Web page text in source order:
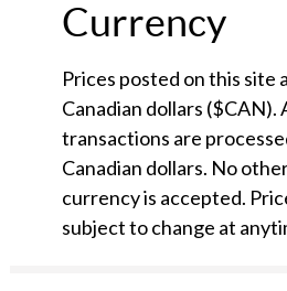
Currency
Prices posted on this site
Canadian dollars ($CAN).
transactions are
Canadian dollars. No
currency is accepted.
subject to change at